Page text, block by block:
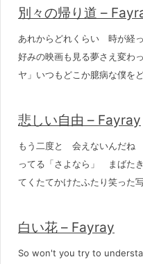
別々の帰り道 –
あれからどれくらい 時が経
好みの映画も見る夢さえ変わ
ヤ」いつもどこか臆病な僕を
悲しい自由 – Fayray
もう二度と 会えないんだね
ってる「さよなら」 まばた
てくたてかけたふたり笑った
白い花 – Fayray
So won't you try to